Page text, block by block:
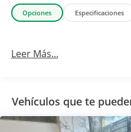
Opciones Especificaciones
Leer Más...
Vehículos que te